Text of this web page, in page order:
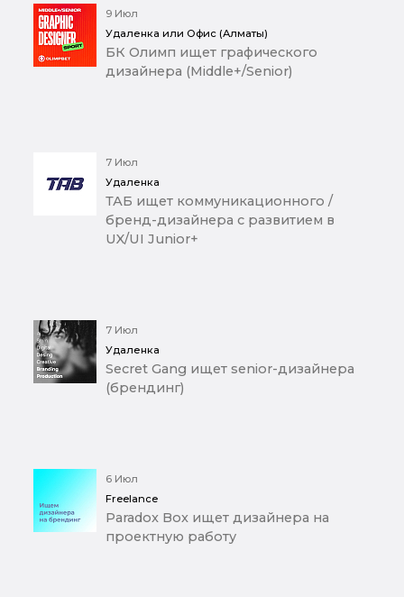
9 Июл
Удаленка или Офис (Алматы)
БК Олимп ищет графического
дизайнера (Middle+/Senior)
7 Июл
Удаленка
ТАБ ищет коммуникационного /
бренд-дизайнера с развитием в
UX/UI Junior+
7 Июл
Удаленка
Secret Gang ищет senior-дизайнера
(брендинг)
6 Июл
Freelance
Paradox Box ищет дизайнера на
проектную работу